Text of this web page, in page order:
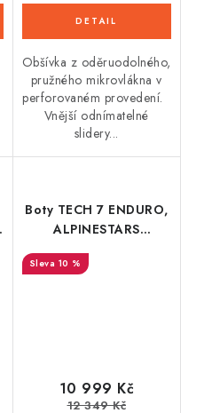
Obšívka z oděruodolného,
pružného mikrovlákna v
perforovaném provedení.
Vnější odnímatelné
slidery...
Boty TECH 7 ENDURO,
ALPINESTARS
(černá/tmavá hnědá)
10 %
10 999 Kč
12 349 Kč